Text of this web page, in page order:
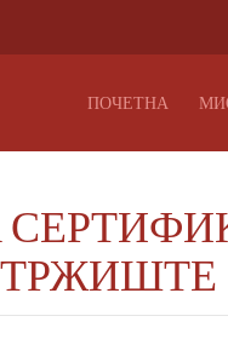
ПОЧЕТНА